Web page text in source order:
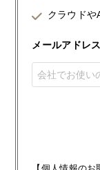
クラウドや
メールアドレス